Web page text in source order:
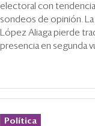
electoral con
sondeos de opinión. La
López Aliaga pierde
presencia en segunda
Política